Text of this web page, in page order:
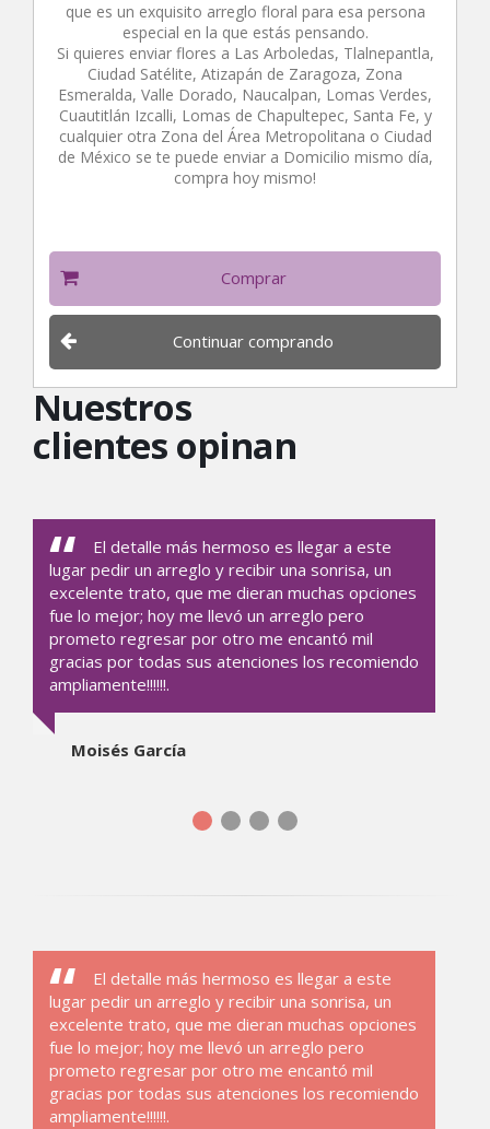
que es un exquisito arreglo floral para esa persona
especial en la que estás pensando.
Si quieres enviar flores a Las Arboledas, Tlalnepantla,
Ciudad Satélite, Atizapán de Zaragoza, Zona
Esmeralda, Valle Dorado, Naucalpan, Lomas Verdes,
Cuautitlán Izcalli, Lomas de Chapultepec, Santa Fe, y
cualquier otra Zona del Área Metropolitana o Ciudad
de México se te puede enviar a Domicilio mismo día,
compra hoy mismo!
Comprar
Continuar comprando
Nuestros
clientes opinan
El detalle más hermoso es llegar a este
lugar pedir un arreglo y recibir una sonrisa, un
excelente trato, que me dieran muchas opciones
fue lo mejor; hoy me llevó un arreglo pero
prometo regresar por otro me encantó mil
gracias por todas sus atenciones los recomiendo
ampliamente!!!!!!.
Moisés García
El detalle más hermoso es llegar a este
lugar pedir un arreglo y recibir una sonrisa, un
excelente trato, que me dieran muchas opciones
fue lo mejor; hoy me llevó un arreglo pero
prometo regresar por otro me encantó mil
gracias por todas sus atenciones los recomiendo
ampliamente!!!!!!.